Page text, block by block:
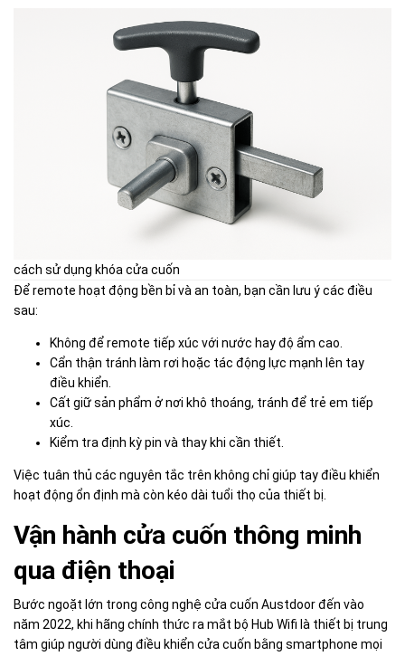
cách sử dụng khóacửa cuốn
Để remote hoạt động bền bỉ và an toàn, bạn cần lưu ý các điều
sau:
Không để remote tiếp xúc với nước hay độ ẩm cao.
Cẩn thận tránh làm rơi hoặc tác động lực mạnh lên tay
điều khiển.
Cất giữ sản phẩm ở nơi khô thoáng, tránh để trẻ em tiếp
xúc.
Kiểm tra định kỳ pin và thay khi cần thiết.
Việc tuân thủ các nguyên tắc trên không chỉ giúp tay điều khiển
hoạt động ổn định mà còn kéo dài tuổi thọ của thiết bị.
Vận hành cửa cuốn thông minh
qua điện thoại
Bước ngoặt lớn trong công nghệ cửa cuốn Austdoor đến vào
năm 2022, khi hãng chính thức ra mắt bộ Hub Wifi là thiết bị trung
tâm giúp người dùng điều khiển cửa cuốn bằng smartphone mọi